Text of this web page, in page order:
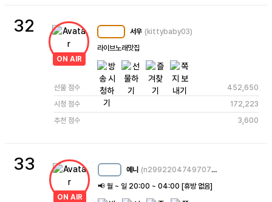
32
ON AIR
서우 (kittybaby03)
선물 점수
452,650
시청 점수
172,223
추천 점수
3,600
33
ON AIR
예니 (n2992204749707260211)
📢 월 ~ 일 20:00 ~ 04:00 [휴방 없음]